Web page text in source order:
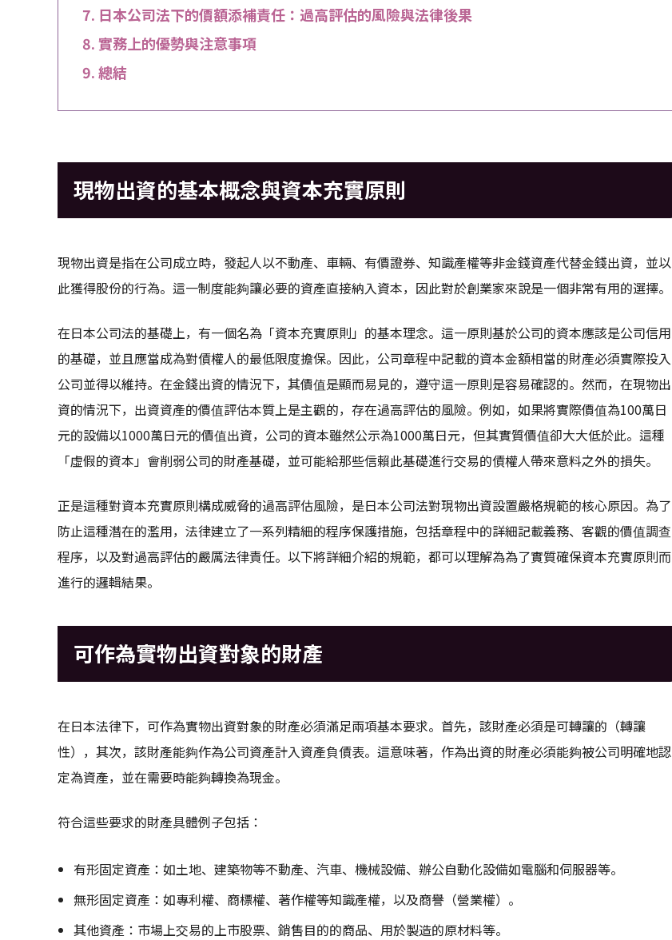
日本公司法下的價額添補責任：過高評估的風險與法律後果
實務上的優勢與注意事項
總結
現物出資的基本概念與資本充實原則
現物出資是指在公司成立時，發起人以不動產、車輛、有價證券、知識產權等非金錢資產代替金錢出資，並以
此獲得股份的行為。這一制度能夠讓必要的資產直接納入資本，因此對於創業家來說是一個非常有用的選擇。
在日本公司法的基礎上，有一個名為「資本充實原則」的基本理念。這一原則基於公司的資本應該是公司信用
的基礎，並且應當成為對債權人的最低限度擔保。因此，公司章程中記載的資本金額相當的財產必須實際投入
公司並得以維持。在金錢出資的情況下，其價值是顯而易見的，遵守這一原則是容易確認的。然而，在現物出
資的情況下，出資資產的價值評估本質上是主觀的，存在過高評估的風險。例如，如果將實際價值為100萬日
元的設備以1000萬日元的價值出資，公司的資本雖然公示為1000萬日元，但其實質價值卻大大低於此。這種
「虛假的資本」會削弱公司的財產基礎，並可能給那些信賴此基礎進行交易的債權人帶來意料之外的損失。
正是這種對資本充實原則構成威脅的過高評估風險，是日本公司法對現物出資設置嚴格規範的核心原因。為了
防止這種潛在的濫用，法律建立了一系列精細的程序保護措施，包括章程中的詳細記載義務、客觀的價值調查
程序，以及對過高評估的嚴厲法律責任。以下將詳細介紹的規範，都可以理解為為了實質確保資本充實原則而
進行的邏輯結果。
可作為實物出資對象的財產
在日本法律下，可作為實物出資對象的財產必須滿足兩項基本要求。首先，該財產必須是可轉讓的（轉讓
性），其次，該財產能夠作為公司資產計入資產負債表。這意味著，作為出資的財產必須能夠被公司明確地認
定為資產，並在需要時能夠轉換為現金。
符合這些要求的財產具體例子包括：
有形固定資產：如土地、建築物等不動產、汽車、機械設備、辦公自動化設備如電腦和伺服器等。
無形固定資產：如專利權、商標權、著作權等知識產權，以及商譽（營業權）。
其他資產：市場上交易的上市股票、銷售目的的商品、用於製造的原材料等。